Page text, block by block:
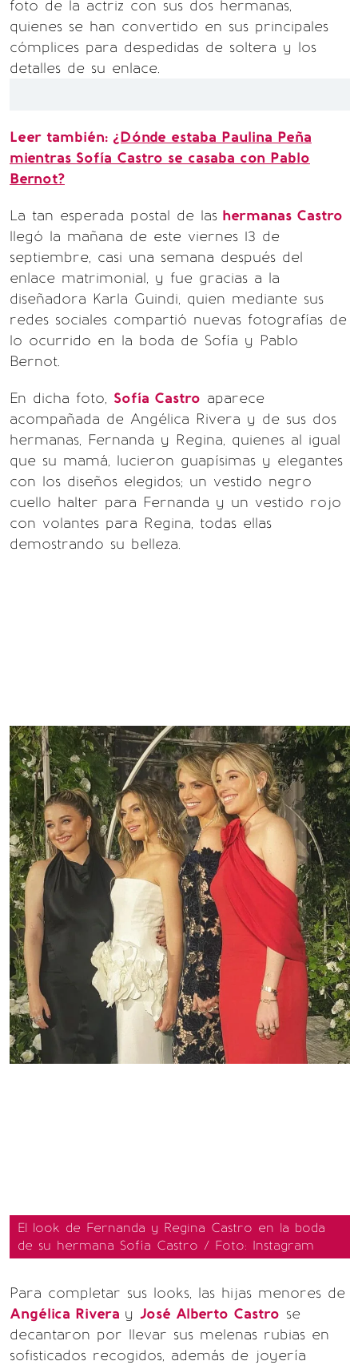
foto de la actriz con sus dos hermanas,
quienes se han convertido en sus principales
cómplices para despedidas de soltera y los
detalles de su enlace.
Leer también: ¿Dónde estaba Paulina Peña
mientras Sofía Castro se casaba con Pablo
Bernot?
La tan esperada postal de las hermanas Castro
llegó la mañana de este viernes 13 de
septiembre, casi una semana después del
enlace matrimonial, y fue gracias a la
diseñadora Karla Guindi, quien mediante sus
redes sociales compartió nuevas fotografías de
lo ocurrido en la boda de Sofía y Pablo
Bernot.
En dicha foto, Sofía Castro aparece
acompañada de Angélica Rivera y de sus dos
hermanas, Fernanda y Regina, quienes al igual
que su mamá, lucieron guapísimas y elegantes
con los diseños elegidos; un vestido negro
cuello halter para Fernanda y un vestido rojo
con volantes para Regina, todas ellas
demostrando su belleza.
El look de Fernanda y Regina Castro en la boda
de su hermana Sofía Castro / Foto: Instagram
Para completar sus looks, las hijas menores de
Angélica Rivera y José Alberto Castro se
decantaron por llevar sus melenas rubias en
sofisticados recogidos, además de joyería